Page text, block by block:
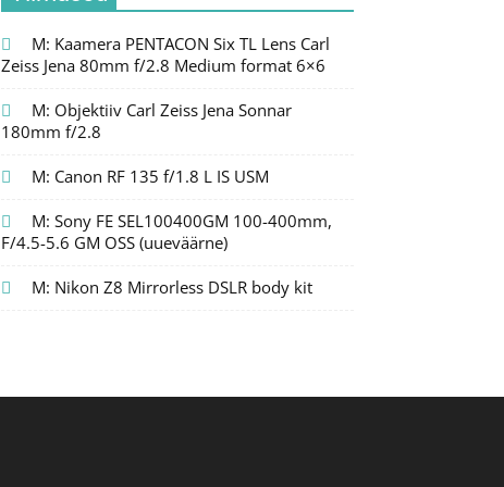
M: Kaamera PENTACON Six TL Lens Carl
Zeiss Jena 80mm f/2.8 Medium format 6×6
M: Objektiiv Carl Zeiss Jena Sonnar
180mm f/2.8
M: Canon RF 135 f/1.8 L IS USM
M: Sony FE SEL100400GM 100-400mm,
F/4.5-5.6 GM OSS (uueväärne)
M: Nikon Z8 Mirrorless DSLR body kit